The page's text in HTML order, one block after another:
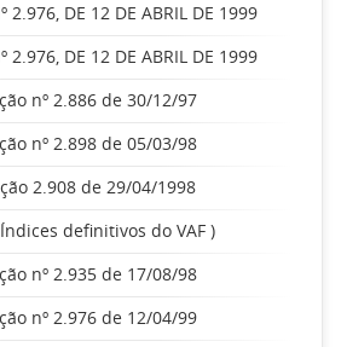
2.976, DE 12 DE ABRIL DE 1999
2.976, DE 12 DE ABRIL DE 1999
nº 2.886 de 30/12/97
nº 2.898 de 05/03/98
2.908 de 29/04/1998
definitivos do VAF )
nº 2.935 de 17/08/98
nº 2.976 de 12/04/99